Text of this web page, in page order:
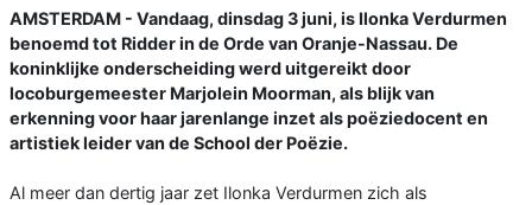
AMSTERDAM - Vandaag, dinsdag 3 juni, is Ilonka Verdurmen
benoemd tot Ridder in de Orde van Oranje-Nassau. De
koninklijke onderscheiding werd uitgereikt door
locoburgemeester Marjolein Moorman, als blijk van
erkenning voor haar jarenlange inzet als poëziedocent en
artistiek leider van de School der Poëzie.
Al meer dan dertig jaar zet Ilonka Verdurmen zich als